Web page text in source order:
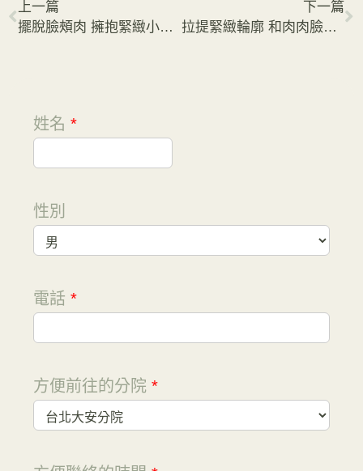
上一篇
擺脫臉頰肉 擁抱緊緻小V臉
下一篇
拉提緊緻輪廓 和肉肉臉說掰掰
姓名 *
性別
電話 *
方便前往的分院 *